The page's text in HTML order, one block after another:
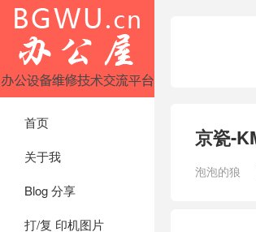
首页
关于我
Blog 分享
打/复 印机图片
京瓷-
泡泡的狼